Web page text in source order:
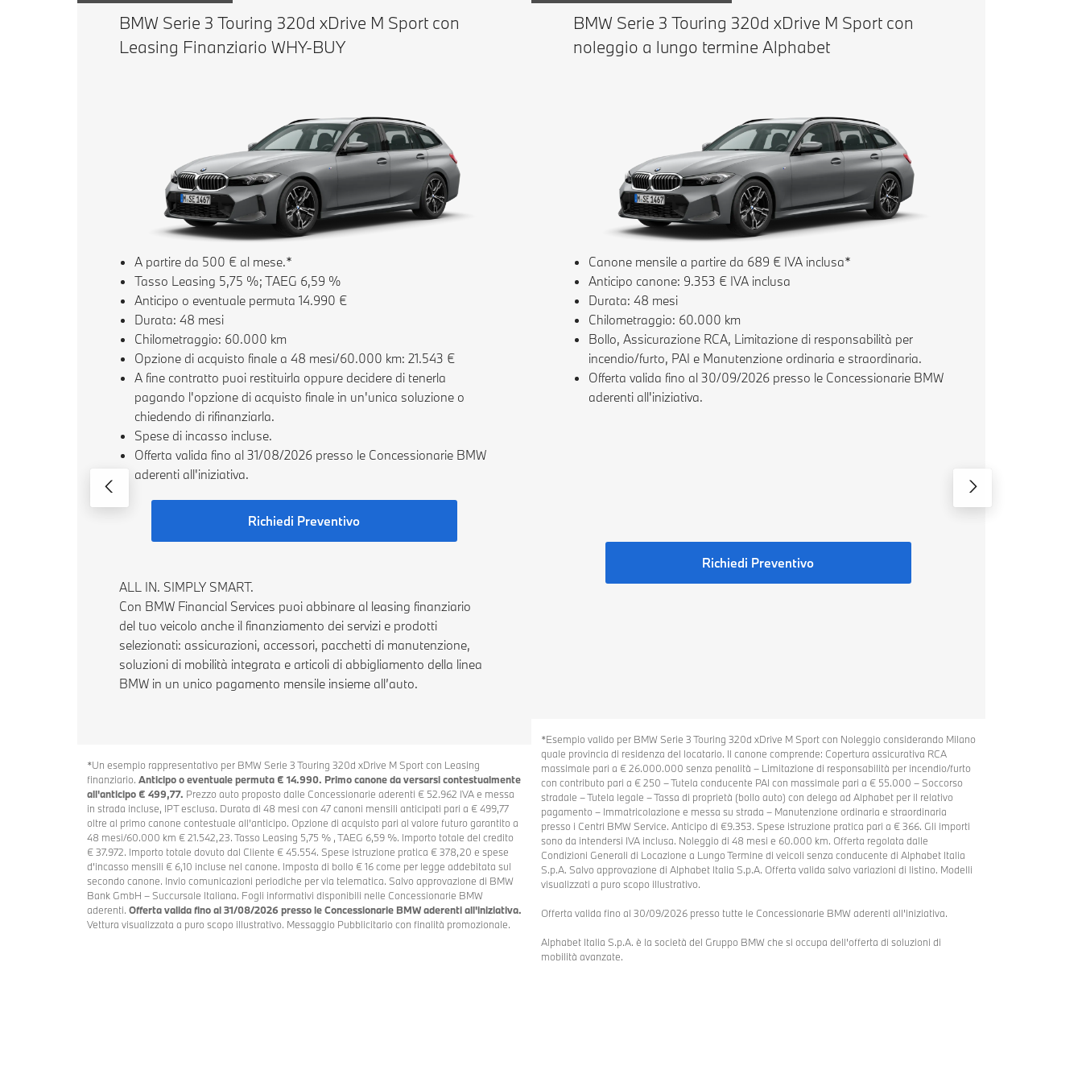
BMW Serie 3 Touring 320d xDrive M Sport con
Leasing Finanziario WHY-BUY
A partire da 500 € al mese.*
Tasso Leasing 5,75 %; TAEG 6,59 %
Anticipo o eventuale permuta 14.990 €
Durata: 48 mesi
Chilometraggio: 60.000 km
Opzione di acquisto finale a 48 mesi/60.000 km: 21.543 €
A fine contratto puoi restituirla oppure decidere di tenerla
pagando l'opzione di acquisto finale in un'unica soluzione o
chiedendo di rifinanziarla.
Spese di incasso incluse.
Offerta valida fino al 31/08/2026 presso le Concessionarie BMW
aderenti all'iniziativa.
Richiedi Preventivo
ALL IN. SIMPLY SMART.
Con BMW Financial Services puoi abbinare al leasing finanziario
del tuo veicolo anche il finanziamento dei servizi e prodotti
selezionati: assicurazioni, accessori, pacchetti di manutenzione,
soluzioni di mobilità integrata e articoli di abbigliamento della linea
BMW in un unico pagamento mensile insieme all’auto.
*Un esempio rappresentativo per BMW Serie 3 Touring 320d xDrive M Sport con Leasing
finanziario. Anticipo o eventuale permuta € 14.990. Primo canone da versarsi contestualmente
all'anticipo € 499,77. Prezzo auto proposto dalle Concessionarie aderenti € 52.962 IVA e messa
in strada incluse, IPT esclusa. Durata di 48 mesi con 47 canoni mensili anticipati pari a € 499,77
oltre al primo canone contestuale all’anticipo. Opzione di acquisto pari al valore futuro garantito a
48 mesi/60.000 km € 21.542,23. Tasso Leasing 5,75 % , TAEG 6,59 %. Importo totale del credito
€ 37.972. Importo totale dovuto dal Cliente € 45.554. Spese istruzione pratica € 378,20 e spese
d’incasso mensili € 6,10 incluse nel canone. Imposta di bollo € 16 come per legge addebitata sul
secondo canone. Invio comunicazioni periodiche per via telematica. Salvo approvazione di BMW
Bank GmbH – Succursale Italiana. Fogli informativi disponibili nelle Concessionarie BMW
aderenti. Offerta valida fino al 31/08/2026 presso le Concessionarie BMW aderenti all'iniziativa.
Vettura visualizzata a puro scopo illustrativo. Messaggio Pubblicitario con finalità promozionale.
BMW Serie 3 Touring 320d xDrive M Sport con
noleggio a lungo termine Alphabet
Canone mensile a partire da 689 € IVA inclusa*
Anticipo canone: 9.353 € IVA inclusa
Durata: 48 mesi
Chilometraggio: 60.000 km
Bollo, Assicurazione RCA, Limitazione di responsabilità per
incendio/furto, PAI e Manutenzione ordinaria e straordinaria.
Offerta valida fino al 30/09/2026 presso le Concessionarie BMW
aderenti all'iniziativa.
Richiedi Preventivo
*Esempio valido per BMW Serie 3 Touring 320d xDrive M Sport con Noleggio considerando Milano
quale provincia di residenza del locatario. Il canone comprende: Copertura assicurativa RCA
massimale pari a € 26.000.000 senza penalità – Limitazione di responsabilità per incendio/furto
con contributo pari a € 250 – Tutela conducente PAI con massimale pari a € 55.000 – Soccorso
stradale – Tutela legale – Tassa di proprietà (bollo auto) con delega ad Alphabet per il relativo
pagamento – Immatricolazione e messa su strada – Manutenzione ordinaria e straordinaria
presso i Centri BMW Service. Anticipo di €9.353. Spese istruzione pratica pari a € 366. Gli importi
sono da intendersi IVA inclusa. Noleggio di 48 mesi e 60.000 km. Offerta regolata dalle
Condizioni Generali di Locazione a Lungo Termine di veicoli senza conducente di Alphabet Italia
S.p.A. Salvo approvazione di Alphabet Italia S.p.A. Offerta valida salvo variazioni di listino. Modelli
visualizzati a puro scopo illustrativo.
Offerta valida fino al 30/09/2026 presso tutte le Concessionarie BMW aderenti all'iniziativa.
Alphabet Italia S.p.A. è la società del Gruppo BMW che si occupa dell'offerta di soluzioni di
mobilità avanzate.